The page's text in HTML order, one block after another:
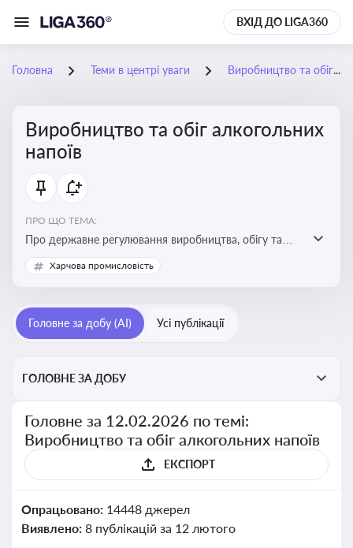
ВХІД ДО LIGA360
Головна Теми в центрі уваги Виробництво та обіг алкогольних напоїв
Виробництво та обіг алкогольних
напоїв
ПРО ЩО ТЕМА:
Про державне регулювання виробництва, обігу та
оподаткування алкогольної продукції, про
ліцензування та правові ризики
Харчова промисловість
Головне за добу (AI) Усі публікації
ГОЛОВНЕ ЗА ДОБУ
Головне за 12.02.2026 по темі:
Виробництво та обіг алкогольних напоїв
ЕКСПОРТ
Опрацьовано: 14448 джерел
Виявлено: 8 публікацій за 12 лютого